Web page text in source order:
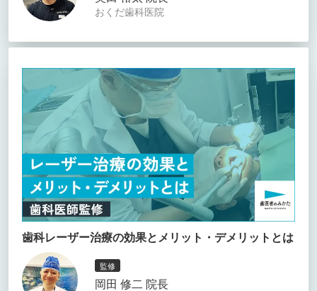
おくだ歯科医院
歯科レーザー治療の効果とメリット・デメリットとは
監修
岡田 修二 院長